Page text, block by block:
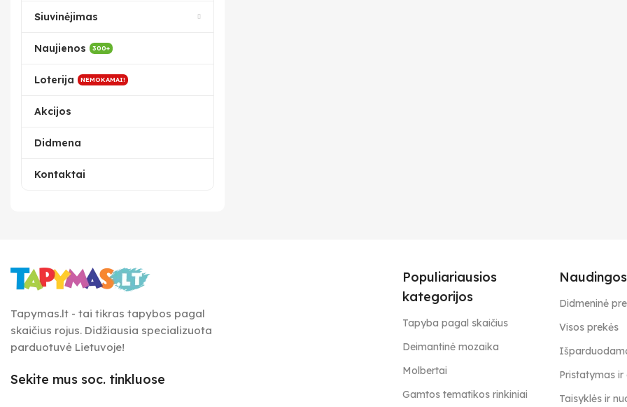
Siuvinėjimas
Naujienos 300+
Loterija NEMOKAMAI!
Akcijos
Didmena
Kontaktai
Tapymas.lt - tai tikras tapybos pagal
skaičius rojus. Didžiausia specializuota
parduotuvė Lietuvoje!
Sekite mus soc. tinkluose
Populiariausios
kategorijos
Tapyba pagal skaičius
Deimantinė mozaika
Molbertai
Gamtos tematikos rinkiniai
Didmeninė
Visos prekės
Pristatymas
Taisyklės ir